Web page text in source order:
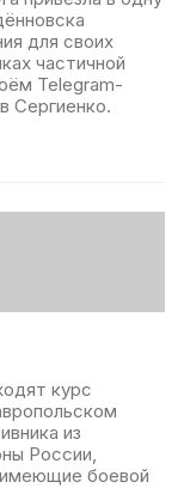
для своих
частичной
Telegram-
Сергиенко.
курс
из
России,
имеющие боевой